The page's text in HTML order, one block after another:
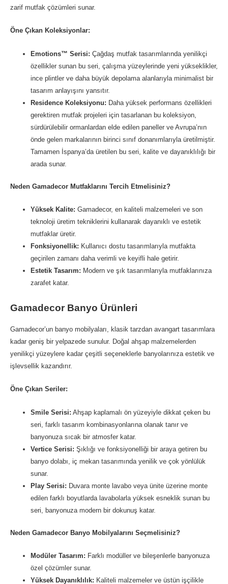
zarif mutfak çözümleri sunar.
Öne Çıkan Koleksiyonlar:
Emotions™ Serisi: Çağdaş mutfak tasarımlarında yenilikçi
özellikler sunan bu seri, çalışma yüzeylerinde yeni yükseklikler,
ince plintler ve daha büyük depolama alanlarıyla minimalist bir
tasarım anlayışını yansıtır.
Residence Koleksiyonu: Daha yüksek performans özellikleri
gerektiren mutfak projeleri için tasarlanan bu koleksiyon,
sürdürülebilir ormanlardan elde edilen paneller ve Avrupa’nın
önde gelen markalarının birinci sınıf donanımlarıyla üretilmiştir.
Tamamen İspanya’da üretilen bu seri, kalite ve dayanıklılığı bir
arada sunar.
Neden Gamadecor Mutfaklarını Tercih Etmelisiniz?
Yüksek Kalite: Gamadecor, en kaliteli malzemeleri ve son
teknoloji üretim tekniklerini kullanarak dayanıklı ve estetik
mutfaklar üretir.
Fonksiyonellik: Kullanıcı dostu tasarımlarıyla mutfakta
geçirilen zamanı daha verimli ve keyifli hale getirir.
Estetik Tasarım: Modern ve şık tasarımlarıyla mutfaklarınıza
zarafet katar.
Gamadecor Banyo Ürünleri
Gamadecor’un banyo mobilyaları, klasik tarzdan avangart tasarımlara
kadar geniş bir yelpazede sunulur. Doğal ahşap malzemelerden
yenilikçi yüzeylere kadar çeşitli seçeneklerle banyolarınıza estetik ve
işlevsellik kazandırır.
Öne Çıkan Seriler:
Smile Serisi: Ahşap kaplamalı ön yüzeyiyle dikkat çeken bu
seri, farklı tasarım kombinasyonlarına olanak tanır ve
banyonuza sıcak bir atmosfer katar.
Vertice Serisi: Şıklığı ve fonksiyonelliği bir araya getiren bu
banyo dolabı, iç mekan tasarımında yenilik ve çok yönlülük
sunar.
Play Serisi: Duvara monte lavabo veya ünite üzerine monte
edilen farklı boyutlarda lavabolarla yüksek esneklik sunan bu
seri, banyonuza modern bir dokunuş katar.
Neden Gamadecor Banyo Mobilyalarını Seçmelisiniz?
Modüler Tasarım: Farklı modüller ve bileşenlerle banyonuza
özel çözümler sunar.
Yüksek Dayanıklılık: Kaliteli malzemeler ve üstün işçilikle